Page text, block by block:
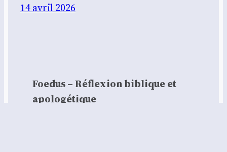
14 avril 2026
Foedus – Réflexion biblique et
apologétique